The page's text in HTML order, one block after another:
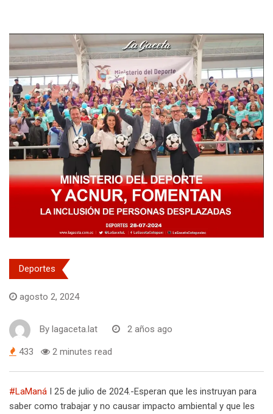
Deportes
agosto 2, 2024
By lagaceta.lat 2 años ago
433 2 minutes read
#LaManá I 25 de julio de 2024.-Esperan que les instruyan para
saber como trabajar y no causar impacto ambiental y que les